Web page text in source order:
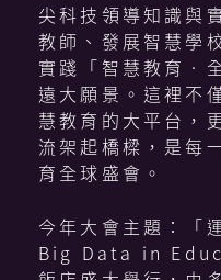
尖科技領導知識與
教師、發展智慧學
實踐「智慧教育‧
遠大願景。這裡不
慧教育的大平台，
流架起橋樑，是每
育全球盛會。
今年大會主題：「
Big Data in